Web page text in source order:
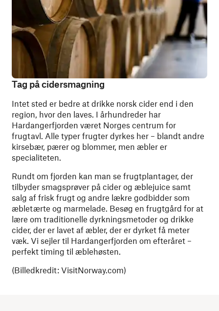
Tag på cidersmagning
Intet sted er bedre at drikke norsk cider end i den
region, hvor den laves. I århundreder har
Hardangerfjorden været Norges centrum for
frugtavl. Alle typer frugter dyrkes her – blandt andre
kirsebær, pærer og blommer, men æbler er
specialiteten.
Rundt om fjorden kan man se frugtplantager, der
tilbyder smagsprøver på cider og æblejuice samt
salg af frisk frugt og andre lækre godbidder som
æbletærte og marmelade. Besøg en frugtgård for at
lære om traditionelle dyrkningsmetoder og drikke
cider, der er lavet af æbler, der er dyrket få meter
væk. Vi sejler til Hardangerfjorden om efteråret –
perfekt timing til æblehøsten.
(Billedkredit: VisitNorway.com)